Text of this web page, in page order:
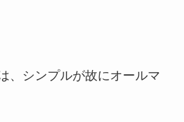
、シンプルが故にオールマ